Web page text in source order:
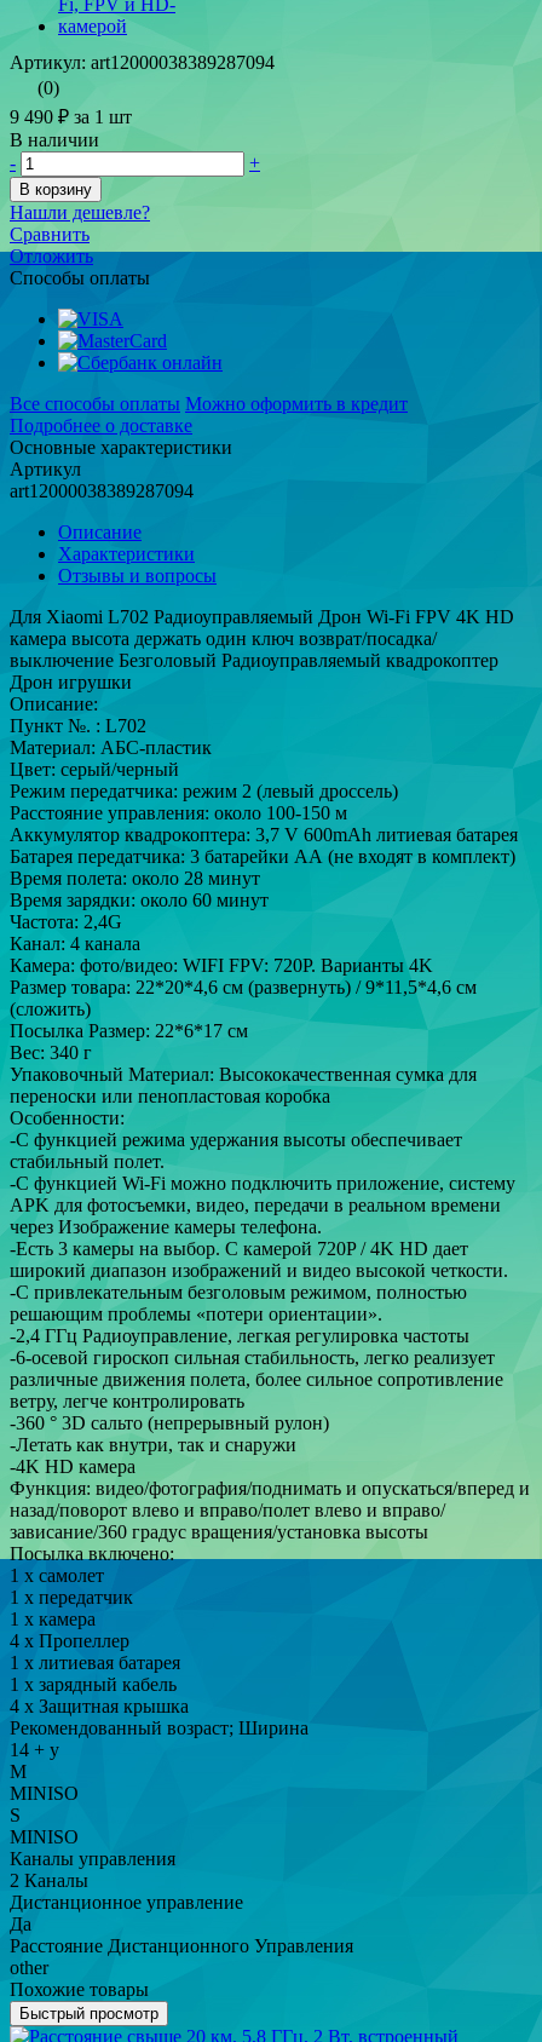
Артикул: art12000038389287094
(0)
9 490 ₽ за 1 шт
В наличии
-
+
В корзину
Нашли дешевле?
Сравнить
Отложить
Способы оплаты
Все способы оплаты Можно оформить в кредит
Подробнее о доставке
Основные характеристики
Артикул
art12000038389287094
Описание
Характеристики
Отзывы и вопросы
Для Xiaomi L702 Радиоуправляемый Дрон Wi-Fi FPV 4K HD
камера высота держать один ключ возврат/посадка/
выключение Безголовый Радиоуправляемый квадрокоптер
Дрон игрушки
Описание:
Пункт №. : L702
Материал: АБС-пластик
Цвет: серый/черный
Режим передатчика: режим 2 (левый дроссель)
Расстояние управления: около 100-150 м
Аккумулятор квадрокоптера: 3,7 V 600mAh литиевая батарея
Батарея передатчика: 3 батарейки АА (не входят в комплект)
Время полета: около 28 минут
Время зарядки: около 60 минут
Частота: 2,4G
Канал: 4 канала
Камера: фото/видео: WIFI FPV: 720P. Варианты 4K
Размер товара: 22*20*4,6 см (развернуть) / 9*11,5*4,6 см
(сложить)
Посылка Размер: 22*6*17 см
Вес: 340 г
Упаковочный Материал: Высококачественная сумка для
переноски или пенопластовая коробка
Особенности:
-С функцией режима удержания высоты обеспечивает
стабильный полет.
-С функцией Wi-Fi можно подключить приложение, систему
APK для фотосъемки, видео, передачи в реальном времени
через Изображение камеры телефона.
-Есть 3 камеры на выбор. С камерой 720P / 4K HD дает
широкий диапазон изображений и видео высокой четкости.
-С привлекательным безголовым режимом, полностью
решающим проблемы «потери ориентации».
-2,4 ГГц Радиоуправление, легкая регулировка частоты
-6-осевой гироскоп сильная стабильность, легко реализует
различные движения полета, более сильное сопротивление
ветру, легче контролировать
-360 ° 3D сальто (непрерывный рулон)
-Летать как внутри, так и снаружи
-4K HD камера
Функция: видео/фотография/поднимать и опускаться/вперед и
назад/поворот влево и вправо/полет влево и вправо/
зависание/360 градус вращения/установка высоты
Посылка включено:
1 х самолет
1 х передатчик
1 х камера
4 х Пропеллер
1 х литиевая батарея
1 х зарядный кабель
4 х Защитная крышка
Рекомендованный возраст; Ширина
14 + y
M
MINISO
S
MINISO
Каналы управления
2 Каналы
Дистанционное управление
Да
Расстояние Дистанционного Управления
other
Похожие товары
Быстрый просмотр